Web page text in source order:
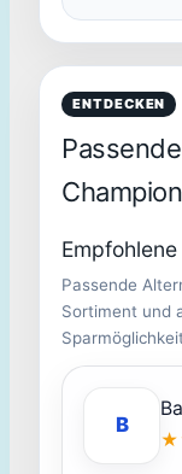
ENTDECKEN
Champion
Passende
Sortiment und
B